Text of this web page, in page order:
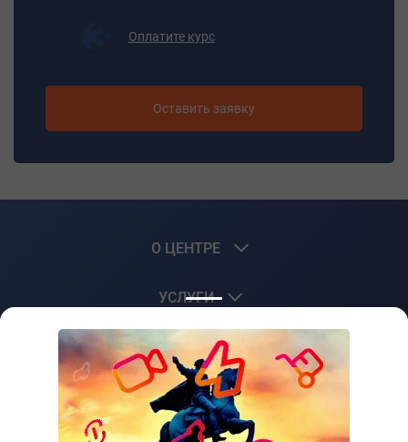
- контролировать движение машины при возникновении
Итоговая аттестация
Квалификационный экзамен
Документ об обучении
Оплатите курс
Оставить заявку
+7 (3519) 51-05-25
О ЦЕНТРЕ
УСЛУГИ
КЛИЕНТАМ